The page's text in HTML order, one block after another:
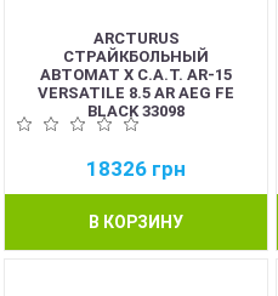
ARCTURUS
СТРАЙКБОЛЬНЫЙ
АВТОМАТ X C.A.T. AR-15
VERSATILE 8.5 AR AEG FE
BLACK 33098
18326 грн
В КОРЗИНУ